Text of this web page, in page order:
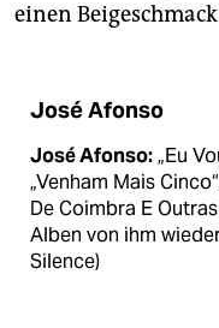
einen
José Afonso
José Afonso:„Eu
„Venham Mais
De Coimbra E
Alben von ihm
Silence)